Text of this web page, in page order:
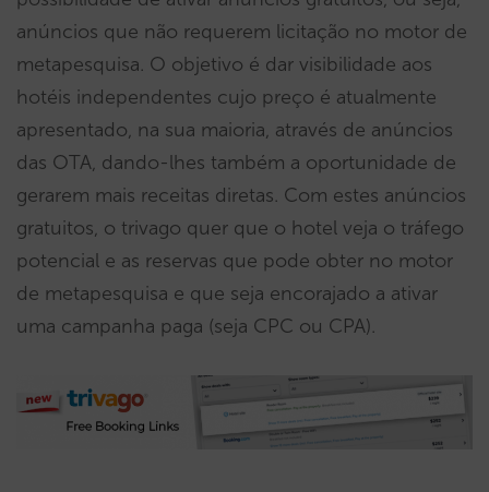
anúncios que não requerem licitação no motor de
metapesquisa. O objetivo é dar visibilidade aos
hotéis independentes cujo preço é atualmente
apresentado, na sua maioria, através de anúncios
das OTA, dando-lhes também a oportunidade de
gerarem mais receitas diretas. Com estes anúncios
gratuitos, o trivago quer que o hotel veja o tráfego
potencial e as reservas que pode obter no motor
de metapesquisa e que seja encorajado a ativar
uma campanha paga (seja CPC ou CPA).